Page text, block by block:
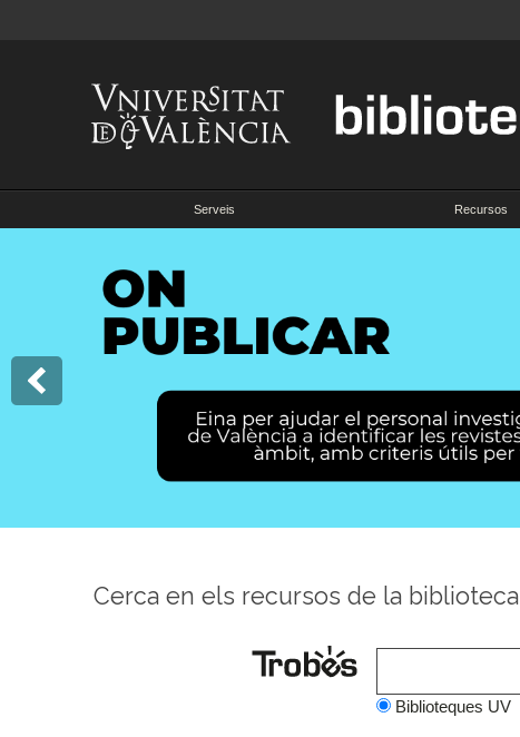
Serveis Recursos
Cerca en els recursos de la biblioteca
Biblioteques UV